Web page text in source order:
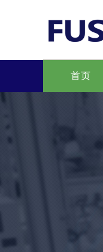
首页